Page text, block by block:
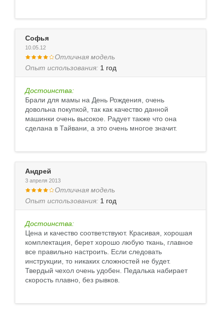
Софья
10.05.12
Отличная модель
Опыт использования: 1 год
Достоинства:
Брали для мамы на День Рождения, очень
довольна покупкой, так как качество данной
машинки очень высокое. Радует также что она
сделана в Тайвани, а это очень многое значит.
Андрей
3 апреля 2013
Отличная модель
Опыт использования: 1 год
Достоинства:
Цена и качество соответствуют. Красивая, хорошая
комплектация, берет хорошо любую ткань, главное
все правильно настроить. Если следовать
инструкции, то никаких сложностей не будет.
Твердый чехол очень удобен. Педалька набирает
скорость плавно, без рывков.